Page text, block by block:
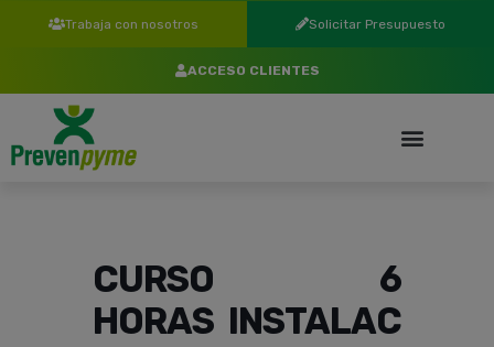
Trabaja con nosotros Solicitar Presupuesto
ACCESO CLIENTES
CURSO 6
HORAS INSTALAC